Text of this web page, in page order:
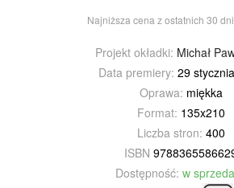
Najniższa cena z ostatnich 30
Projekt okładki: Michał
Data premiery: 29
Oprawa: miękka
Format: 135x210
Liczba stron: 400
ISBN
Dostępność: w